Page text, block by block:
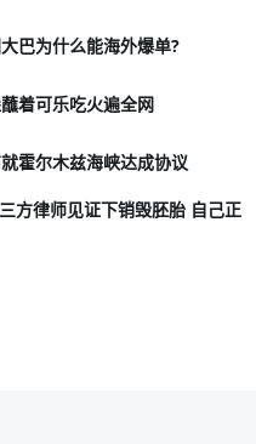
巴为什么能海外爆单?
着可乐吃火遍全网
霍尔木兹海峡达成协议
方律师见证下销毁胚胎 自己正